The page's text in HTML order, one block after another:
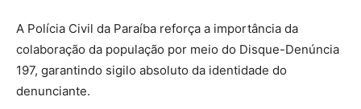
A Polícia Civil da Paraíba reforça a importância da
colaboração da população por meio do Disque-Denúncia
197, garantindo sigilo absoluto da identidade do
denunciante.